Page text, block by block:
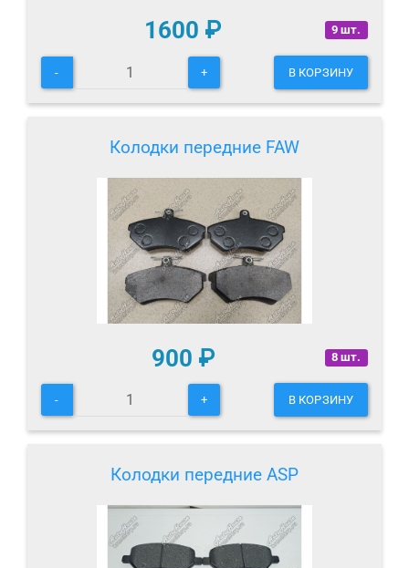
9 шт.
1600 ₽
- + В КОРЗИНУ
Колодки передние FAW
8 шт.
900 ₽
- + В КОРЗИНУ
Колодки передние ASP